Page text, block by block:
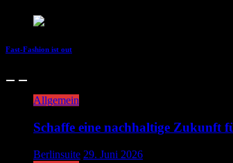
Fast-Fashion ist out
Allgemein
Schaffe eine nachhaltige Zukunft
Berlinsuite 29. Juni 2026